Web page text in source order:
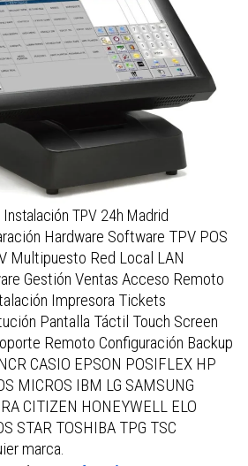
TPV 24h Madrid
Hardware Software TPV POS
Multipuesto Red Local LAN
Gestión Ventas Acceso Remoto
Impresora Tickets
Pantalla Táctil Touch Screen
Remoto Configuración Backup
CASIO EPSON POSIFLEX HP
MICROS IBM LG SAMSUNG
CITIZEN HONEYWELL ELO
STAR TOSHIBA TPG TSC
marca.